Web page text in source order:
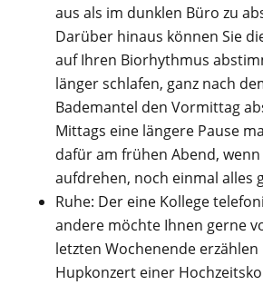
aus als im dunklen Büro zu
Darüber hinaus können Sie
auf Ihren Biorhythmus
länger schlafen, ganz nach
Bademantel den Vormittag
Mittags eine längere Pause
dafür am frühen Abend,
aufdrehen, noch einmal alles
Ruhe: Der eine Kollege
andere möchte Ihnen gerne
letzten Wochenende erzählen
Hupkonzert einer